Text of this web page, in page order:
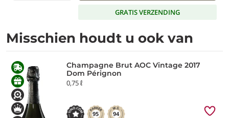
GRATIS VERZENDING
Misschien houdt u ook van
Champagne Brut AOC Vintage 2017
Dom Pérignon
0,75 ℓ
95 94